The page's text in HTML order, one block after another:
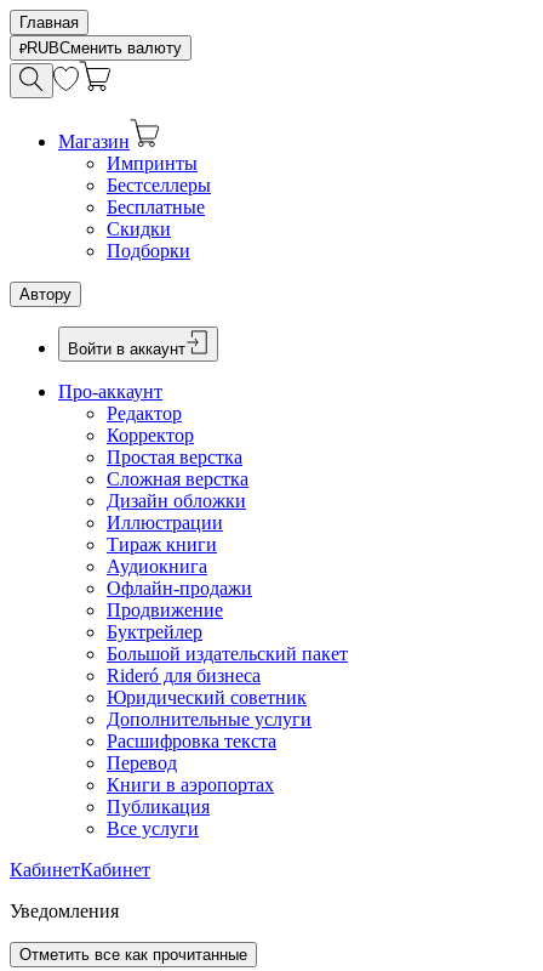
Главная
RUBСменить валюту
Магазин
Импринты
Бестселлеры
Бесплатные
Скидки
Подборки
Автору
Войти в аккаунт
Про-аккаунт
Редактор
Корректор
Простая верстка
Сложная верстка
Дизайн обложки
Иллюстрации
Тираж книги
Аудиокнига
Офлайн-продажи
Продвижение
Буктрейлер
Большой издательский пакет
Rideró для бизнеса
Юридический советник
Дополнительные услуги
Расшифровка текста
Перевод
Книги в аэропортах
Публикация
Все услуги
КабинетКабинет
Уведомления
Отметить все как прочитанные